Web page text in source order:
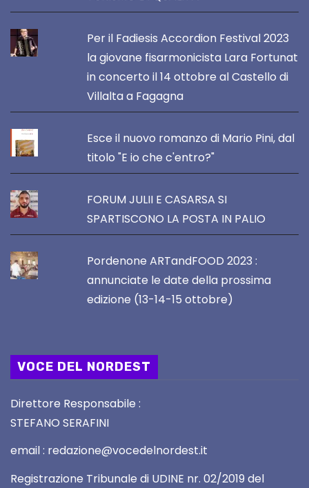
Per il Fadiesis Accordion Festival 2023
la giovane fisarmonicista Lara Fortunat
in concerto il 14 ottobre al Castello di
Villalta a Fagagna
Esce il nuovo romanzo di Mario Pini, dal
titolo "E io che c'entro?"
FORUM JULII E CASARSA SI
SPARTISCONO LA POSTA IN PALIO
Pordenone ARTandFOOD 2023 :
annunciate le date della prossima
edizione (13-14-15 ottobre)
VOCE DEL NORDEST
Direttore Responsabile :
STEFANO SERAFINI
email : redazione@vocedelnordest.it
Registrazione Tribunale di UDINE nr. 02/2019 del